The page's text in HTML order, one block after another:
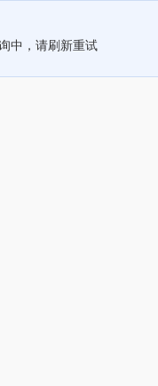
中，请刷新重试